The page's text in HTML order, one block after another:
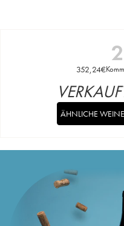
352,24€
ÄHNLICHE WEINE